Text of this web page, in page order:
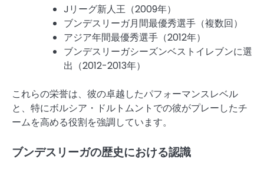
Jリーグ新人王（2009年）
ブンデスリーガ月間最優秀選手（複数回）
アジア年間最優秀選手（2012年）
ブンデスリーガシーズンベストイレブンに選
出（2012-2013年）
これらの栄誉は、彼の卓越したパフォーマンスレベル
と、特にボルシア・ドルトムントでの彼がプレーしたチ
ームを高める役割を強調しています。
ブンデスリーガの歴史における認識